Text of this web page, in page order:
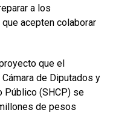
a los
acepten colaborar
que el
de Diputados y
Público (SHCP) se
de pesos